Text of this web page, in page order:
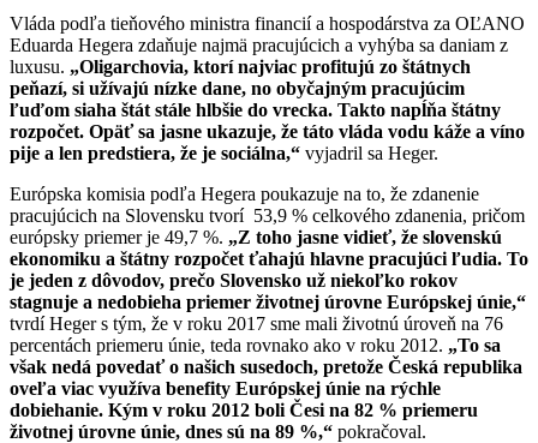
Vláda podľa tieňového ministra financií a hospodárstva za OĽANO
Eduarda Hegera zdaňuje najmä pracujúcich a vyhýba sa daniam z
luxusu. „Oligarchovia, ktorí najviac profitujú zo štátnych
peňazí, si užívajú nízke dane, no obyčajným pracujúcim
ľuďom siaha štát stále hlbšie do vrecka. Takto napĺňa štátny
rozpočet. Opäť sa jasne ukazuje, že táto vláda vodu káže a víno
pije a len predstiera, že je sociálna,“ vyjadril sa Heger.
Európska komisia podľa Hegera poukazuje na to, že zdanenie
pracujúcich na Slovensku tvorí 53,9 % celkového zdanenia, pričom
európsky priemer je 49,7 %. „Z toho jasne vidieť, že slovenskú
ekonomiku a štátny rozpočet ťahajú hlavne pracujúci ľudia. To
je jeden z dôvodov, prečo Slovensko už niekoľko rokov
stagnuje a nedobieha priemer životnej úrovne Európskej únie,“
tvrdí Heger s tým, že v roku 2017 sme mali životnú úroveň na 76
percentách priemeru únie, teda rovnako ako v roku 2012. „To sa
však nedá povedať o našich susedoch, pretože Česká republika
oveľa viac využíva benefity Európskej únie na rýchle
dobiehanie. Kým v roku 2012 boli Česi na 82 % priemeru
životnej úrovne únie, dnes sú na 89 %,“ pokračoval.